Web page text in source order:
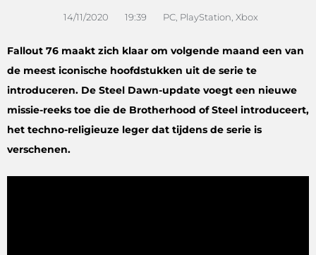
14/11/2020 19:39 PC PlayStation Xbox
Fallout 76 maakt zich klaar om volgende maand een van
de meest iconische hoofdstukken uit de serie te
introduceren. De Steel Dawn-update voegt een nieuwe
missie-reeks toe die de Brotherhood of Steel introduceert,
het techno-religieuze leger dat tijdens de serie is
verschenen.